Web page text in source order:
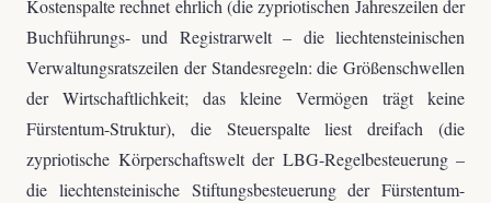
Kostenspalte rechnet ehrlich (die zypriotischen Jahreszeilen der
Buchführungs- und Registrarwelt – die liechtensteinischen
Verwaltungsratszeilen der Standesregeln: die Größenschwellen
der Wirtschaftlichkeit; das kleine Vermögen trägt keine
Fürstentum-Struktur), die Steuerspalte liest dreifach (die
zypriotische Körperschaftswelt der LBG-Regelbesteuerung –
die liechtensteinische Stiftungsbesteuerung der Fürstentum-